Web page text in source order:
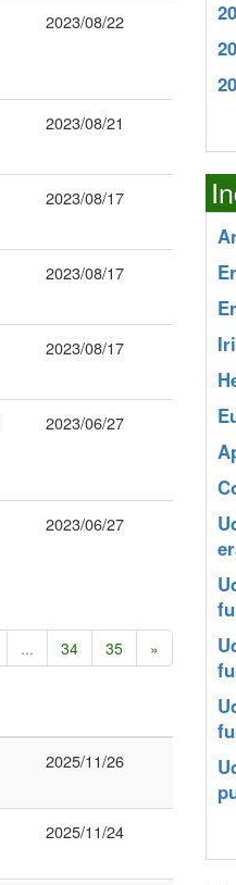
2023/08/22
2023/08/21
2023/08/17
2023/08/17
2023/08/17
2023/06/27
2023/06/27
... 34 35 »
2025/11/26
2025/11/24